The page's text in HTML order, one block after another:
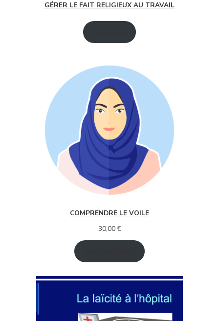
GÉRER LE FAIT RELIGIEUX AU TRAVAIL
COMPRENDRE LE VOILE
30,00€